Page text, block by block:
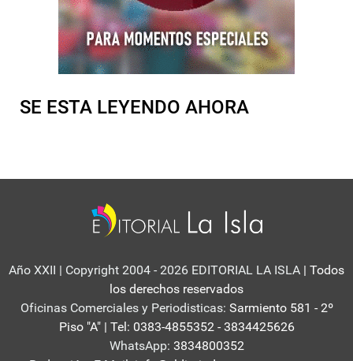
SE ESTA LEYENDO AHORA
Año XXII | Copyright 2004 - 2026 EDITORIAL LA ISLA | Todos
los derechos reservados
Oficinas Comerciales y Periodisticas: Sarmiento 581 - 2º
Piso "A" | Tel: 0383-4855352 - 3834425626
WhatsApp: 3834800352